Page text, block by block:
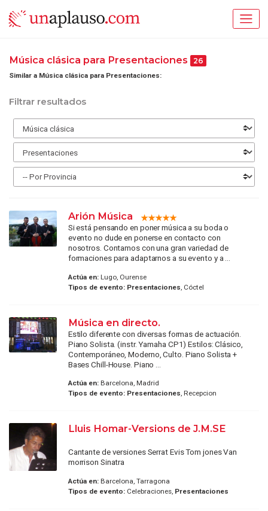
Música clásica para Presentaciones 26
Similar a Música clásica para Presentaciones:
Filtrar resultados
Arión Música
Si está pensando en poner música a su boda o
evento no dude en ponerse en contacto con
nosotros. Contamos con una gran variedad de
formaciones para adaptarnos a su evento y a ...
Actúa en:Lugo, Ourense
Tipos de evento: Presentaciones, Cóctel
Música en directo.
Estilo diferente con diversas formas de actuación.
Piano Solista. (instr. Yamaha CP1) Estilos: Clásico,
Contemporáneo, Moderno, Culto. Piano Solista +
Bases Chill-House. Piano ...
Actúa en:Barcelona, Madrid
Tipos de evento: Presentaciones, Recepcion
Lluis Homar-Versions de J.M.SE
Cantante de versiones Serrat Evis Tom jones Van
morrison Sinatra
Actúa en:Barcelona, Tarragona
Tipos de evento:Celebraciones, Presentaciones